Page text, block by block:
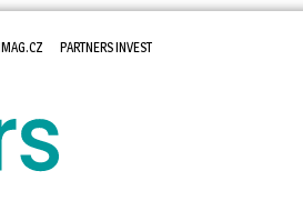
PARTNERS INVEST